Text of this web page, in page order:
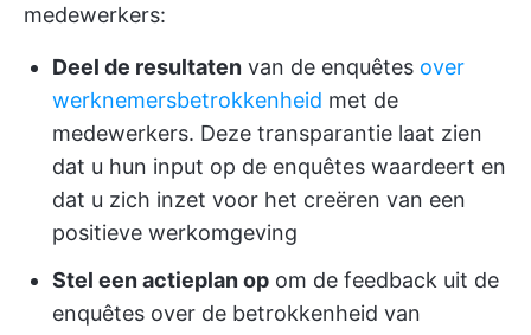
medewerkers:
Deel de resultaten van de enquêtes over
werknemersbetrokkenheid met de
medewerkers. Deze transparantie laat zien
dat u hun input op de enquêtes waardeert en
dat u zich inzet voor het creëren van een
positieve werkomgeving
Stel een actieplan op om de feedback uit de
enquêtes over de betrokkenheid van